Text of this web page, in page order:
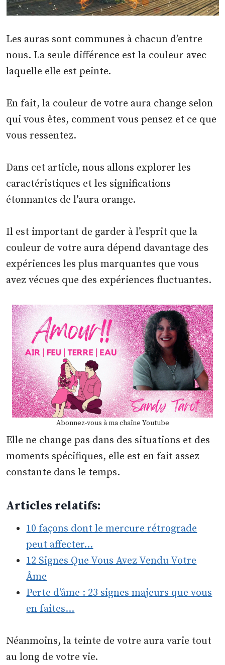
Les auras sont communes à chacun d’entre
nous. La seule différence est la couleur avec
laquelle elle est peinte.
En fait, la couleur de votre aura change selon
qui vous êtes, comment vous pensez et ce que
vous ressentez.
Dans cet article, nous allons explorer les
caractéristiques et les significations
étonnantes de l’aura orange.
Il est important de garder à l’esprit que la
couleur de votre aura dépend davantage des
expériences les plus marquantes que vous
avez vécues que des expériences fluctuantes.
Abonnez-vous à ma chaîne Youtube
Elle ne change pas dans des situations et des
moments spécifiques, elle est en fait assez
constante dans le temps.
Articles relatifs:
10 façons dont le mercure rétrograde
peut affecter…
12 Signes Que Vous Avez Vendu Votre
Âme
Perte d'âme : 23 signes majeurs que vous
en faites…
Néanmoins, la teinte de votre aura varie tout
au long de votre vie.